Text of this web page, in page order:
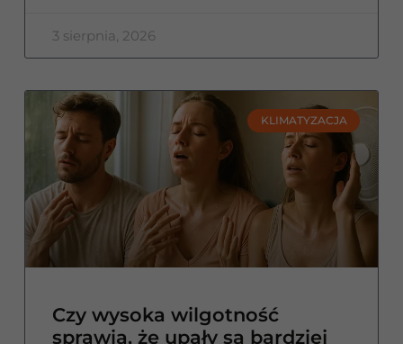
3 sierpnia, 2026
KLIMATYZACJA
Czy wysoka wilgotność
sprawia, że upały są bardziej